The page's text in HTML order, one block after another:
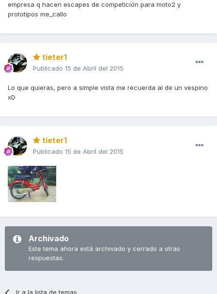
empresa q hacen escapes de competición para moto2 y
prototipos me_callo
tieter1
Publicado 15 de Abril del 2015
Lo que quieras, pero a simple vista me recuerda al de un vespino
xD
tieter1
Publicado 15 de Abril del 2015
Archivado
Este tema ahora está archivado y cerrado a otras
respuestas.
Ir a la lista de temas